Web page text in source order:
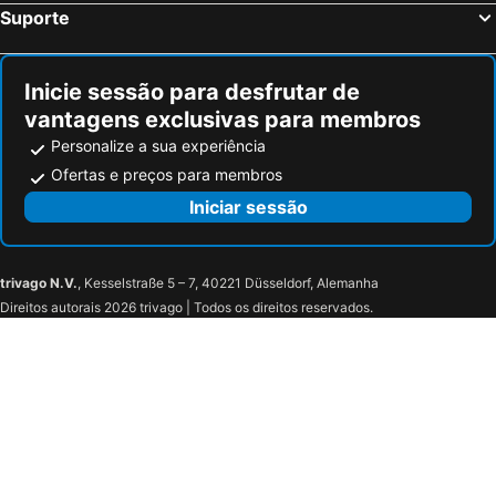
Dworzec Główny
Mały Kuntersztyn
Sandra Spa Pogorzelica
Municipal Zoo
Villa Magnolia
Chwarzno
Miniatura Theatre
Solidarity Szczecin-Goleniów Airport
Jezioro Bukowiec
Śródmiejskie
Zielona Brama - Ośrodek Sportów Zimowych
Długa
Jezioro Białe
Darłówko
Jezioro Jeziorak
Dworzec Zachodni
Suporte
Inicie sessão para desfrutar de
vantagens exclusivas para membros
Personalize a sua experiência
Ofertas e preços para membros
Iniciar sessão
trivago N.V., Kesselstraße 5 – 7, 40221 Düsseldorf, Alemanha
Direitos autorais 2026 trivago | Todos os direitos reservados.